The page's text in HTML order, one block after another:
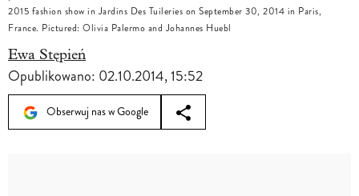
2015 fashion show in Jardins Des Tuileries on September 30, 2014 in Paris,
France. Pictured: Olivia Palermo and Johannes Huebl
Ewa Stępień
Opublikowano: 02.10.2014, 15:52
Obserwuj nas w Google